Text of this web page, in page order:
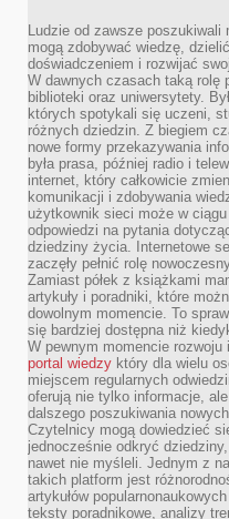
Ludzie od zawsze poszukiwali
mogą zdobywać wiedzę,
doświadczeniem i rozwijać
W dawnych czasach taką rolę
biblioteki oraz uniwersytety.
których spotykali się uczeni,
różnych dziedzin. Z biegiem
nowe formy przekazywania
była prasa, później radio i
internet, który całkowicie
komunikacji i zdobywania
użytkownik sieci może w
odpowiedzi na pytania
dziedziny życia. Internetowe
zaczęły pełnić rolę
Zamiast półek z książkami
artykuły i poradniki, które
dowolnym momencie. To
się bardziej dostępna niż
W pewnym momencie rozwoju
portal wiedzy który dla wielu
miejscem regularnych
oferują nie tylko informacje,
dalszego poszukiwania
Czytelnicy mogą dowiedzieć
jednocześnie odkryć
nawet nie myśleli. Jednym z
takich platform jest
artykułów
teksty poradnikowe, analizy